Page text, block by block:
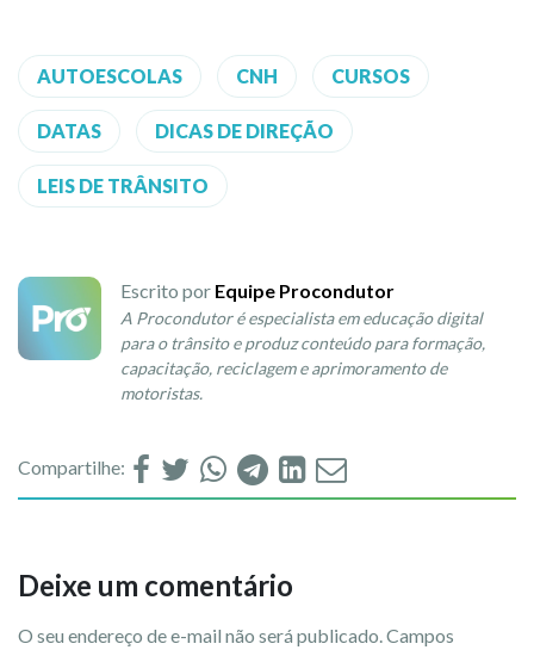
AUTOESCOLAS CNH CURSOS
DATAS DICAS DE DIREÇÃO
LEIS DE TRÂNSITO
Escrito por Equipe Procondutor
A Procondutor é especialista em educação digital
para o trânsito e produz conteúdo para formação,
capacitação, reciclagem e aprimoramento de
motoristas.
Compartilhe:
Deixe um comentário
O seu endereço de e-mail não será publicado. Campos